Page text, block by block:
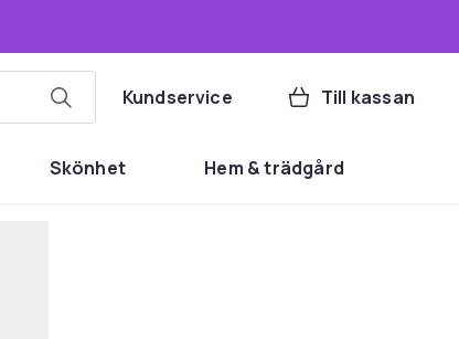
Kundservice Till kassan
Skönhet Hem & trädgård